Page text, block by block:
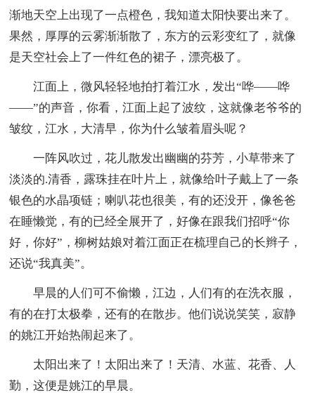
渐地天空上出现了一点橙色，我知道太阳快要出来了。
果然，厚厚的云雾渐渐散了，东方的云彩变红了，就像
是天空社会上了一件红色的裙子，漂亮极了。
江面上，微风轻轻地拍打着江水，发出“哗——哗
——”的声音，你看，江面上起了波纹，这就像老爷爷的
皱纹，江水，大清早，你为什么皱着眉头呢？
一阵风吹过，花儿散发出幽幽的芬芳，小草带来了
淡淡的.清香，露珠挂在叶片上，就像给叶子戴上了一条
银色的水晶项链；喇叭花也很美，有的还没开，像爸爸
在睡懒觉，有的已经全展开了，好像在跟我们招呼“你
好，你好”，柳树姑娘对着江面正在梳理自己的长辫子，
还说“我真美”。
早晨的人们可不偷懒，江边，人们有的在洗衣服，
有的在打太极拳，还有的在散步。他们说说笑笑，寂静
的姚江开始热闹起来了。
太阳出来了！太阳出来了！天清、水蓝、花香、人
勤，这便是姚江的早晨。